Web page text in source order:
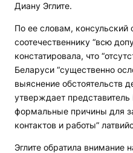
Диану Эглите.
По ее словам, консульский
соотечественнику “всю
констатировала, что
Беларуси “существенно
выяснение обстоятельств
утверждает
формальные причины для
контактов и работы”
Эглите обратила внимание